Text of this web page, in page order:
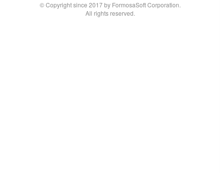
© Copyright since 2017 by FormosaSoft Corporation.
All rights reserved.